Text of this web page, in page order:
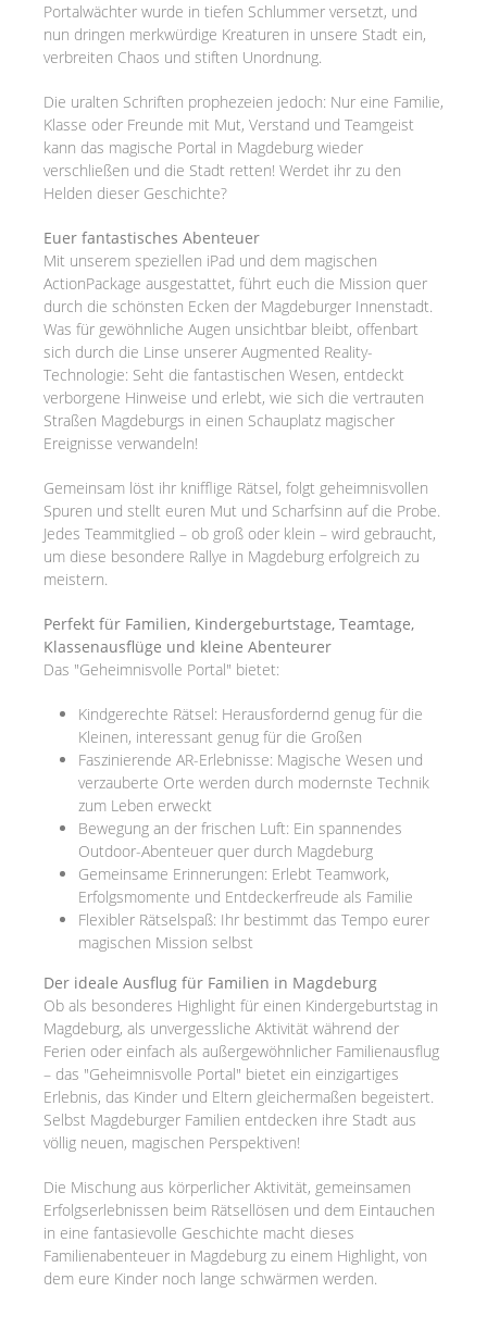
Portalwächter wurde in tiefen Schlummer versetzt, und
nun dringen merkwürdige Kreaturen in unsere Stadt ein,
verbreiten Chaos und stiften Unordnung.
Die uralten Schriften prophezeien jedoch: Nur eine Familie,
Klasse oder Freunde mit Mut, Verstand und Teamgeist
kann das magische Portal in Magdeburg wieder
verschließen und die Stadt retten! Werdet ihr zu den
Helden dieser Geschichte?
Euer fantastisches Abenteuer
Mit unserem speziellen iPad und dem magischen
ActionPackage ausgestattet, führt euch die Mission quer
durch die schönsten Ecken der Magdeburger Innenstadt.
Was für gewöhnliche Augen unsichtbar bleibt, offenbart
sich durch die Linse unserer Augmented Reality-
Technologie: Seht die fantastischen Wesen, entdeckt
verborgene Hinweise und erlebt, wie sich die vertrauten
Straßen Magdeburgs in einen Schauplatz magischer
Ereignisse verwandeln!
Gemeinsam löst ihr knifflige Rätsel, folgt geheimnisvollen
Spuren und stellt euren Mut und Scharfsinn auf die Probe.
Jedes Teammitglied – ob groß oder klein – wird gebraucht,
um diese besondere Rallye in Magdeburg erfolgreich zu
meistern.
Perfekt für Familien, Kindergeburtstage, Teamtage,
Klassenausflüge und kleine Abenteurer
Das "Geheimnisvolle Portal" bietet:
Kindgerechte Rätsel: Herausfordernd genug für die
Kleinen, interessant genug für die Großen
Faszinierende AR-Erlebnisse: Magische Wesen und
verzauberte Orte werden durch modernste Technik
zum Leben erweckt
Bewegung an der frischen Luft: Ein spannendes
Outdoor-Abenteuer quer durch Magdeburg
Gemeinsame Erinnerungen: Erlebt Teamwork,
Erfolgsmomente und Entdeckerfreude als Familie
Flexibler Rätselspaß: Ihr bestimmt das Tempo eurer
magischen Mission selbst
Der ideale Ausflug für Familien in Magdeburg
Ob als besonderes Highlight für einen Kindergeburtstag in
Magdeburg, als unvergessliche Aktivität während der
Ferien oder einfach als außergewöhnlicher Familienausflug
– das "Geheimnisvolle Portal" bietet ein einzigartiges
Erlebnis, das Kinder und Eltern gleichermaßen begeistert.
Selbst Magdeburger Familien entdecken ihre Stadt aus
völlig neuen, magischen Perspektiven!
Die Mischung aus körperlicher Aktivität, gemeinsamen
Erfolgserlebnissen beim Rätsellösen und dem Eintauchen
in eine fantasievolle Geschichte macht dieses
Familienabenteuer in Magdeburg zu einem Highlight, von
dem eure Kinder noch lange schwärmen werden.